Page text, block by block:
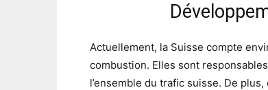
Actuellement, la Suisse compte
combustion. Elles sont
l’ensemble du trafic suisse. De